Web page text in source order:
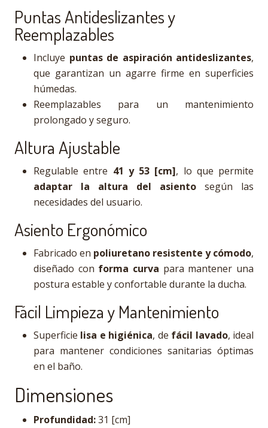
Puntas Antideslizantes y
Reemplazables
Incluye puntas de aspiración antideslizantes,
que garantizan un agarre firme en superficies
húmedas.
Reemplazables para un mantenimiento
prolongado y seguro.
Altura Ajustable
Regulable entre 41 y 53 [cm], lo que permite
adaptar la altura del asiento según las
necesidades del usuario.
Asiento Ergonómico
Fabricado en poliuretano resistente y cómodo,
diseñado con forma curva para mantener una
postura estable y confortable durante la ducha.
Fácil Limpieza y Mantenimiento
Superficie lisa e higiénica, de fácil lavado, ideal
para mantener condiciones sanitarias óptimas
en el baño.
Dimensiones
Profundidad:31 [cm]